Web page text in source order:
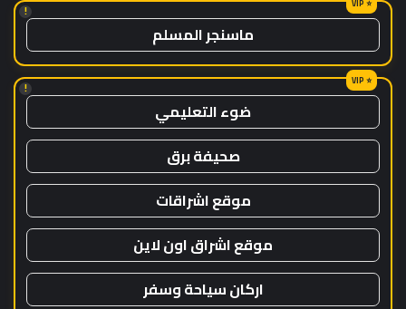
!
ماسنجر المسلم
!
ضوء التعليمي
صحيفة برق
موقع اشراقات
موقع اشراق اون لاين
اركان سياحة وسفر